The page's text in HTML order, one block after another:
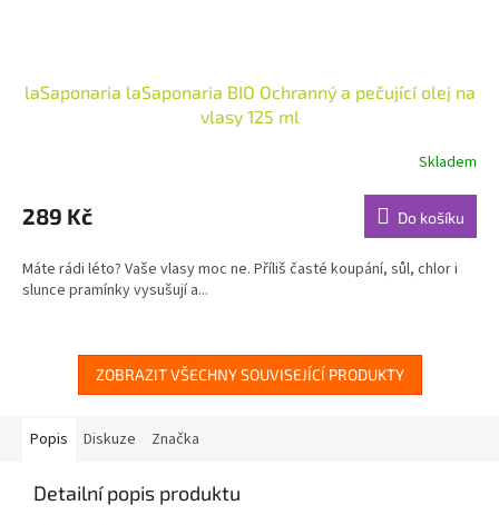
laSaponaria laSaponaria BIO Ochranný a pečující olej na
vlasy 125 ml
produktu
je
z
5
Skladem
289 Kč Do košíku
Máte rádi léto? Vaše vlasy moc ne. Příliš časté koupání, sůl, chlor i
slunce pramínky vysušují a...
ZOBRAZIT VŠECHNY SOUVISEJÍCÍ PRODUKTY
Popis Diskuze Značka
Detailní popis produktu